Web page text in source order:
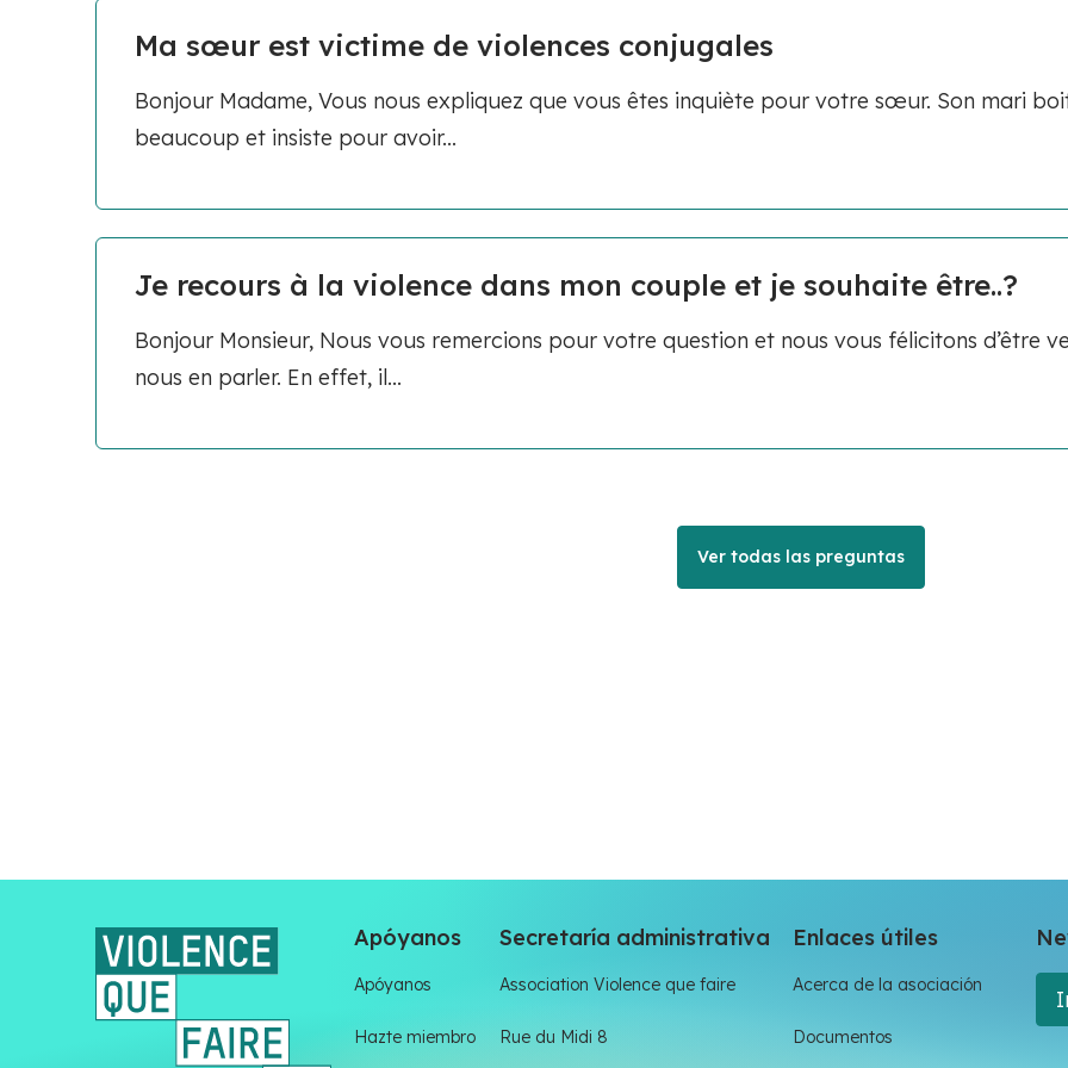
Ma sœur est victime de violences conjugales
Bonjour Madame, Vous nous expliquez que vous êtes inquiète pour votre sœur. Son mari
beaucoup et insiste pour avoir...
Je recours à la violence dans mon couple et je souhaite être..?
Bonjour Monsieur, Nous vous remercions pour votre question et nous vous félicitons d’être
nous en parler. En effet, il...
Ver todas las preguntas
Apóyanos
Apóyanos
Hazte miembro
Secretaría administrativa
Association Violence que faire
Rue du Midi 8
Enlaces útiles
Acerca de la asociación
Documentos